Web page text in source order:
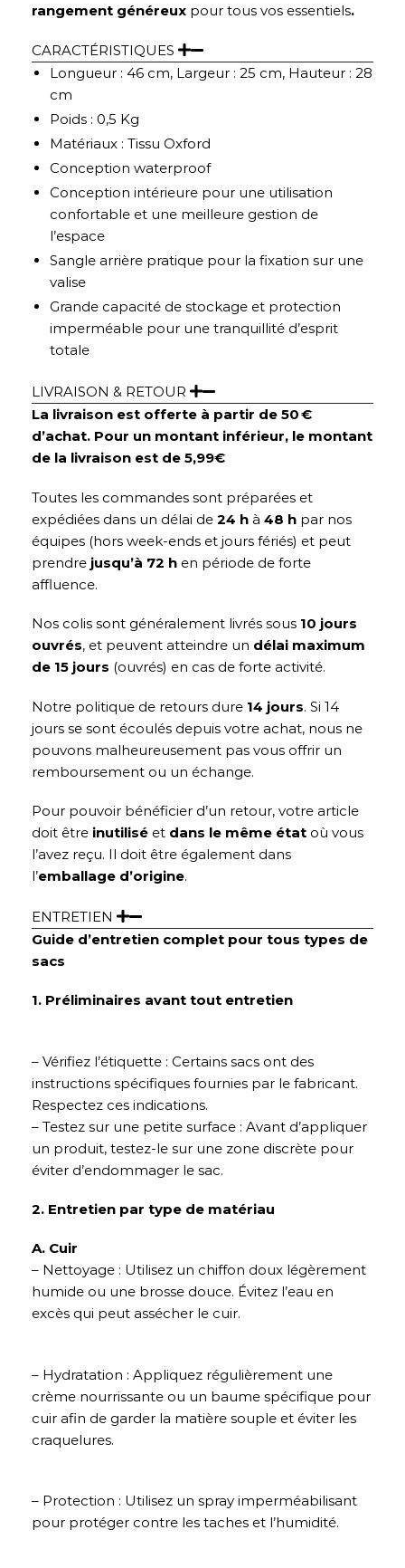
rangement généreux pour tous vos essentiels.
CARACTÉRISTIQUES
Longueur : 46 cm, Largeur : 25 cm, Hauteur : 28
cm
Poids : 0,5 Kg
Matériaux : Tissu Oxford
Conception waterproof
Conception intérieure pour une utilisation
confortable et une meilleure gestion de
l’espace
Sangle arrière pratique pour la fixation sur une
valise
Grande capacité de stockage et protection
imperméable pour une tranquillité d’esprit
totale
LIVRAISON & RETOUR
La livraison est offerte à partir de 50 €
d’achat. Pour un montant inférieur, le montant
de la livraison est de 5,99€
Toutes les commandes sont préparées et
expédiées dans un délai de 24 h à 48 h par nos
équipes (hors week-ends et jours fériés) et peut
prendre jusqu’à 72 h en période de forte
affluence.
Nos colis sont généralement livrés sous 10 jours
ouvrés, et peuvent atteindre un délai maximum
de 15 jours (ouvrés) en cas de forte activité.
Notre politique de retours dure 14 jours. Si 14
jours se sont écoulés depuis votre achat, nous ne
pouvons malheureusement pas vous offrir un
remboursement ou un échange.
Pour pouvoir bénéficier d’un retour, votre article
doit être inutilisé et dans le même état où vous
l’avez reçu. Il doit être également dans
l’emballage d’origine.
ENTRETIEN
Guide d’entretien complet pour tous types de
sacs
1. Préliminaires avant tout entretien
– Vérifiez l’étiquette : Certains sacs ont des
instructions spécifiques fournies par le fabricant.
Respectez ces indications.
– Testez sur une petite surface : Avant d’appliquer
un produit, testez-le sur une zone discrète pour
éviter d’endommager le sac.
2. Entretien par type de matériau
A. Cuir
– Nettoyage : Utilisez un chiffon doux légèrement
humide ou une brosse douce. Évitez l’eau en
excès qui peut assécher le cuir.
– Hydratation : Appliquez régulièrement une
crème nourrissante ou un baume spécifique pour
cuir afin de garder la matière souple et éviter les
craquelures.
– Protection : Utilisez un spray imperméabilisant
pour protéger contre les taches et l’humidité.